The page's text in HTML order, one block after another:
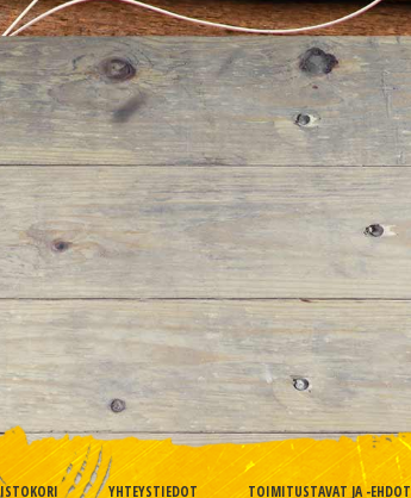
YHTEYSTIEDOT TOIMITUSTAVAT JA -EHDOT